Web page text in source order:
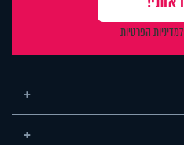
למדיניות הפרטיות